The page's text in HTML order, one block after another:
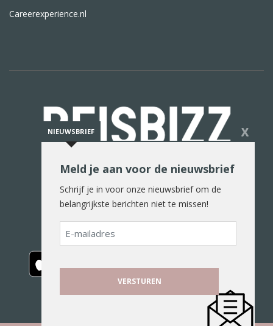
Careerexperience.nl
De reiswereld in woord en beeld
NIEUWSBRIEF X
Meld je aan voor de nieuwsbrief
Schrijf je in voor onze nieuwsbrief om de
belangrijkste berichten niet te missen!
E-
mailadres